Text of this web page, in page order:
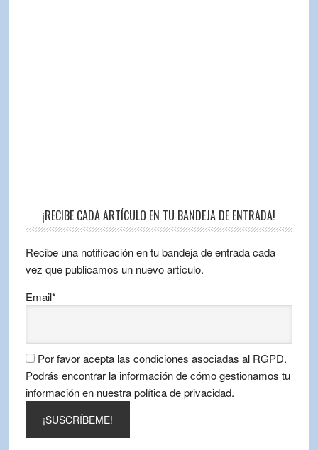
¡RECIBE CADA ARTÍCULO EN TU BANDEJA DE ENTRADA!
Recibe una notificación en tu bandeja de entrada cada
vez que publicamos un nuevo artículo.
Email*
Por favor acepta las condiciones asociadas al RGPD.
Podrás encontrar la información de cómo gestionamos tu
información en nuestra política de privacidad.